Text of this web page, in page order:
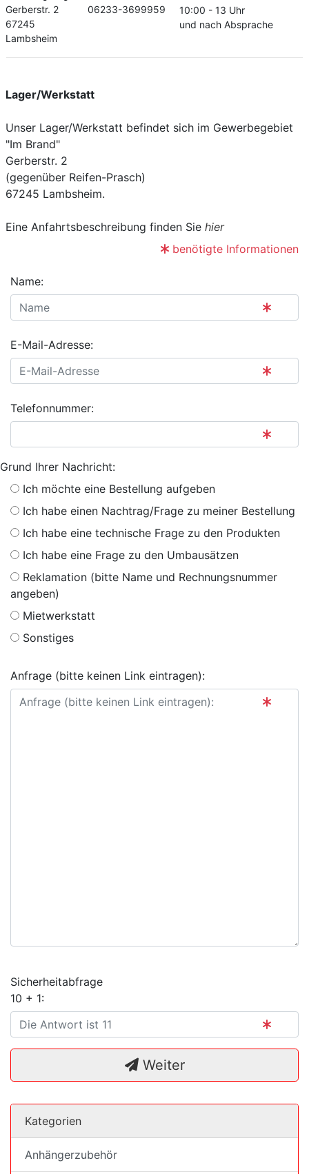
Gerberstr. 2
67245
Lambsheim
06233-3699959
10:00 - 13 Uhr
und nach Absprache
Lager/Werkstatt
Unser Lager/Werkstatt befindet sich im Gewerbegebiet
"Im Brand"
Gerberstr. 2
(gegenüber Reifen-Prasch)
67245 Lambsheim.
Eine Anfahrtsbeschreibung finden Sie hier
benötigte Informationen
Name:
E-Mail-Adresse:
Telefonnummer:
Grund Ihrer Nachricht:
Ich möchte eine Bestellung aufgeben
Ich habe einen Nachtrag/Frage zu meiner Bestellung
Ich habe eine technische Frage zu den Produkten
Ich habe eine Frage zu den Umbausätzen
Reklamation (bitte Name und Rechnungsnummer
angeben)
Mietwerkstatt
Sonstiges
Anfrage (bitte keinen Link eintragen):
Sicherheitabfrage
10 + 1:
Weiter
Kategorien
Anhängerzubehör